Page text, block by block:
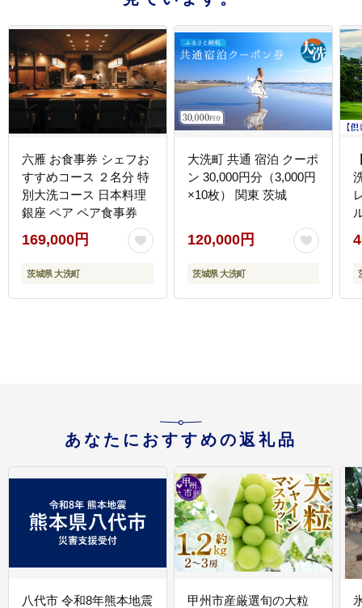
六雁 お食事券 シェフお
すすめコース ２名分 特
別大洗コース 日本料理
銀座 ペア ペア食事券
169,000円
茨城県 大洗町
大洗町 共通 宿泊 クーポ
ン 30,000円分（3,000円
×10枚） 関東 茨城
120,000円
茨城県 大洗町
あなたにおすすめの返礼品
八代市 令和8年熊本地震
甲州市産厳選旬の大粒